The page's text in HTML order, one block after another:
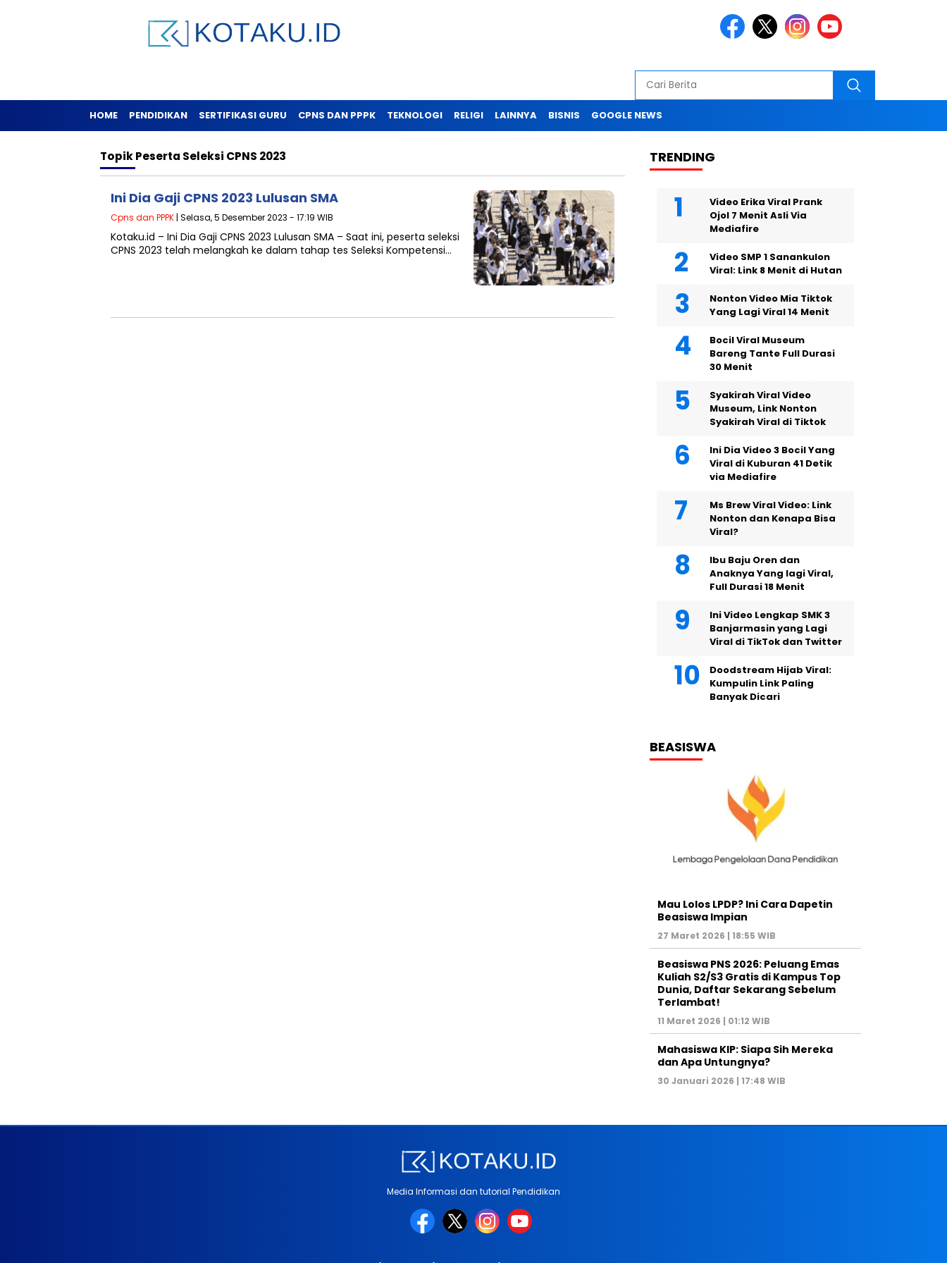
HOME PENDIDIKAN SERTIFIKASI GURU CPNS DAN PPPK TEKNOLOGI RELIGI LAINNYA BISNIS GOOGLE NEWS
TopikPeserta Seleksi CPNS 2023
Ini Dia Gaji CPNS 2023 Lulusan SMA
Cpns dan PPPK | Selasa, 5 Desember 2023 - 17:19 WIB
Kotaku.id – Ini Dia Gaji CPNS 2023 Lulusan SMA – Saat ini, peserta seleksi
CPNS 2023 telah melangkah ke dalam tahap tes Seleksi Kompetensi…
TRENDING
Video Erika Viral Prank
Ojol 7 Menit Asli Via
Mediafire
Video SMP 1 Sanankulon
Viral: Link 8 Menit di Hutan
Nonton Video Mia Tiktok
Yang Lagi Viral 14 Menit
Bocil Viral Museum
Bareng Tante Full Durasi
30 Menit
Syakirah Viral Video
Museum, Link Nonton
Syakirah Viral di Tiktok
Ini Dia Video 3 Bocil Yang
Viral di Kuburan 41 Detik
via Mediafire
Ms Brew Viral Video: Link
Nonton dan Kenapa Bisa
Viral?
Ibu Baju Oren dan
Anaknya Yang lagi Viral,
Full Durasi 18 Menit
Ini Video Lengkap SMK 3
Banjarmasin yang Lagi
Viral di TikTok dan Twitter
Doodstream Hijab Viral:
Kumpulin Link Paling
Banyak Dicari
BEASISWA
Mau Lolos LPDP? Ini Cara Dapetin
Beasiswa Impian
27 Maret 2026 | 18:55 WIB
Beasiswa PNS 2026: Peluang Emas
Kuliah S2/S3 Gratis di Kampus Top
Dunia, Daftar Sekarang Sebelum
Terlambat!
11 Maret 2026 | 01:12 WIB
Mahasiswa KIP: Siapa Sih Mereka
dan Apa Untungnya?
30 Januari 2026 | 17:48 WIB
Media Informasi dan tutorial Pendidikan